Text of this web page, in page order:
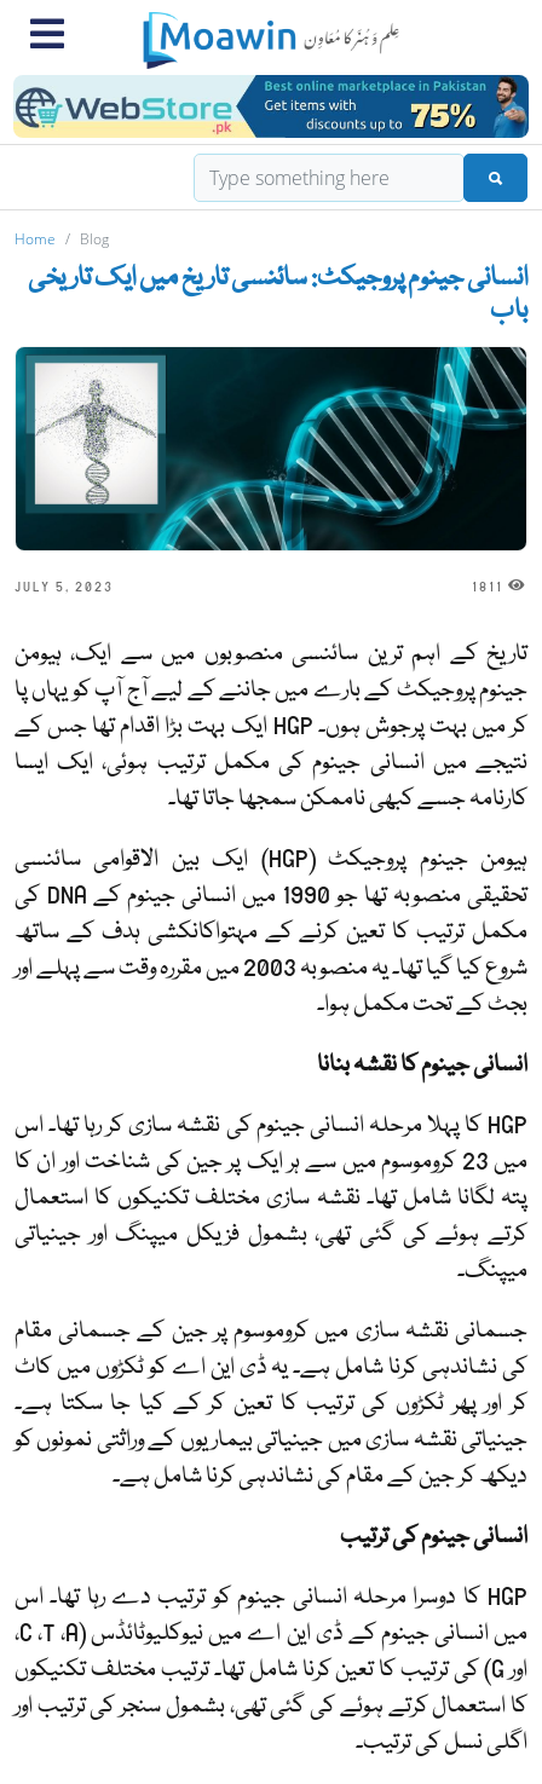
Home Blog
انسانی جینوم پروجیکٹ: سائنسی تاریخ میں ایک تاریخی
باب
JULY 5, 2023 1811
تاریخ کے اہم ترین سائنسی منصوبوں میں سے ایک، ہیومن
جینوم پروجیکٹ کے بارے میں جاننے کے لیے آج آپ کو یہاں پا
کر میں بہت پرجوش ہوں۔HGP ایک بہت بڑا اقدام تھا جس کے
نتیجے میں انسانی جینوم کی مکمل ترتیب ہوئی، ایک ایسا
کارنامہ جسے کبھی ناممکن سمجھا جاتا تھا۔
ہیومن جینوم پروجیکٹ (HGP) ایک بین الاقوامی سائنسی
تحقیقی منصوبہ تھا جو 1990 میں انسانی جینوم کے
DNA کی
مکمل ترتیب کا تعین کرنے کے مہتواکانکشی ہدف کے ساتھ
شروع کیا گیا تھا۔ یہ منصوبہ 2003 میں مقررہ وقت سے پہلے اور
بجٹ کے تحت مکمل ہوا۔
انسانی جینوم کا نقشہ بنانا
HGPکا پہلا مرحلہ انسانی جینوم کی نقشہ سازی کر رہا تھا۔ اس
میں 23 کروموسوم میں سے ہر ایک پر جین کی شناخت اور ان کا
پتہ لگانا شامل تھا۔ نقشہ سازی مختلف تکنیکوں کا استعمال
کرتے ہوئے کی گئی تھی، بشمول فزیکل میپنگ اور جینیاتی
میپنگ۔
جسمانی نقشہ سازی میں کروموسوم پر جین کے جسمانی مقام
کی نشاندہی کرنا شامل ہے۔ یہ ڈی این اے کو ٹکڑوں میں کاٹ
کر اور پھر ٹکڑوں کی ترتیب کا تعین کر کے کیا جا سکتا ہے۔
جینیاتی نقشہ سازی میں جینیاتی بیماریوں کے وراثتی نمونوں کو
دیکھ کر جین کے مقام کی نشاندہی کرنا شامل ہے۔
انسانی جینوم کی ترتیب
HGP کا دوسرا مرحلہ انسانی جینوم کو ترتیب دے رہا تھا۔ اس
میں انسانی جینوم کے ڈی این اے میں نیوکلیوٹائڈس (A،T،C،
اورG) کی ترتیب کا تعین کرنا شامل تھا۔ ترتیب مختلف تکنیکوں
کا استعمال کرتے ہوئے کی گئی تھی، بشمول سنجر کی ترتیب اور
اگلی نسل کی ترتیب۔